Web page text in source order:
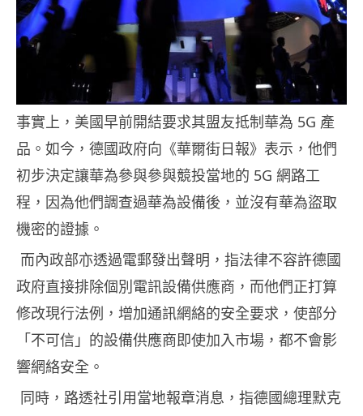
事實上，美國早前開結要求其盟友抵制華為 5G 產
品。如今，德國政府向《華爾街日報》表示，他們
初步決定讓華為參與參與競投當地的 5G 網路工
程，因為他們調查過華為設備後，並沒有華為盜取
機密的證據。
而內政部亦透過電郵發出聲明，指法律不容許德國
政府直接排除個別電訊設備供應商，而他們正打算
修改現行法例，增加通訊網絡的安全要求，使部分
「不可信」的設備供應商即使加入市場，都不會影
響網絡安全。
同時，路透社引用當地報章消息，指德國總理默克